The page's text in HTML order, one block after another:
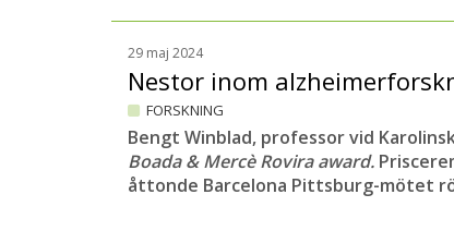
29 maj 2024
Nestor inom
FORSKNING
Bengt Winblad, professor vid
Boada & Mercè Rovira award.
åttonde Barcelona Pittsburg-mötet